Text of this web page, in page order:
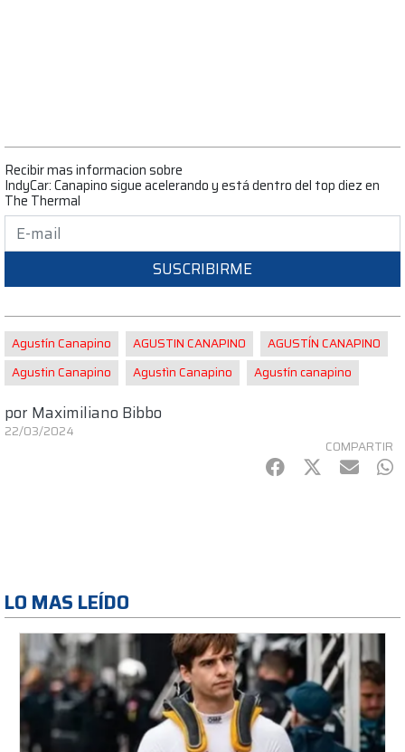
Recibir mas informacion sobre
IndyCar: Canapino sigue acelerando y está dentro del top diez en
The Thermal
SUSCRIBIRME
Agustín Canapino AGUSTIN CANAPINO
AGUSTÍN CANAPINO
Agustin Canapino
Agustìn Canapino Agustín canapino
por Maximiliano Bibbo
22/03/2024
COMPARTIR
Facebook
Twitter
mail
LO MAS LEÍDO